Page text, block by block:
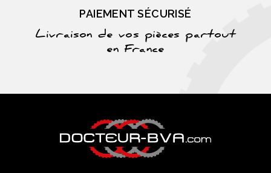
PAIEMENT SÉCURISÉ
Livraison de vos pièces partout
en France